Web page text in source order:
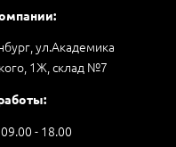
ул.Академика
1Ж, склад №7
- 18.00